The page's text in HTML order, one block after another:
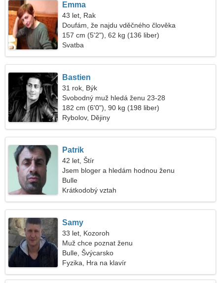
Emma
43 let, Rak
Doufám, že najdu vděčného člověka
157 cm (5'2"), 62 kg (136 liber)
Svatba
Bastien
31 rok, Býk
Svobodný muž hledá ženu 23-28
182 cm (6'0"), 90 kg (198 liber)
Rybolov, Dějiny
Patrik
42 let, Štír
Jsem bloger a hledám hodnou ženu
Bulle
Krátkodobý vztah
Samy
33 let, Kozoroh
Muž chce poznat ženu
Bulle, Švýcarsko
Fyzika, Hra na klavír